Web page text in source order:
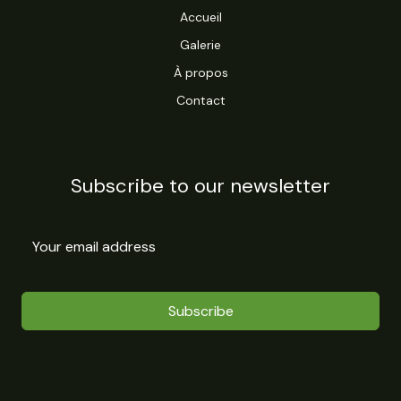
Accueil
Galerie
À propos
Contact
Subscribe to our newsletter
Subscribe